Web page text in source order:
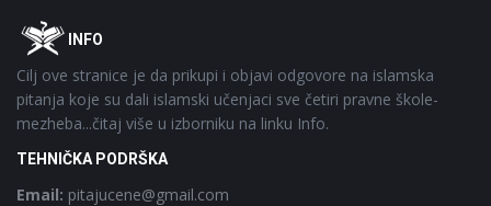
FooterOINFO
Cilj ove stranice je da prikupi i objavi odgovore na islamska
pitanja koje su dali islamski učenjaci sve četiri pravne škole-
mezheba...čitaj više u izborniku na linku Info.
TEHNIČKA PODRŠKA
Email: pitajucene@gmail.com